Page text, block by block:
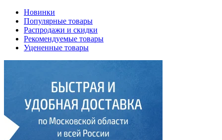
Новинки
Популярные товары
Распродажи и скидки
Рекомендуемые товары
Уцененные товары